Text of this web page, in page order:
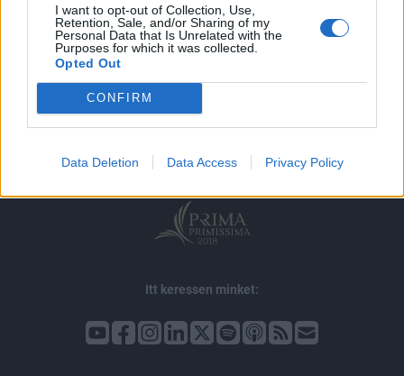
I want to opt-out of Collection, Use,
Retention, Sale, and/or Sharing of my
Personal Data that Is Unrelated with the
Purposes for which it was collected.
Opted Out
CONFIRM
Data Deletion Data Access Privacy Policy
impresszum
jogi nyilatkozat
adatvédelem
szerzői jogok médiaajánlat
karrier
kommentkezelés
ÁSZF
Itt keressen minket: